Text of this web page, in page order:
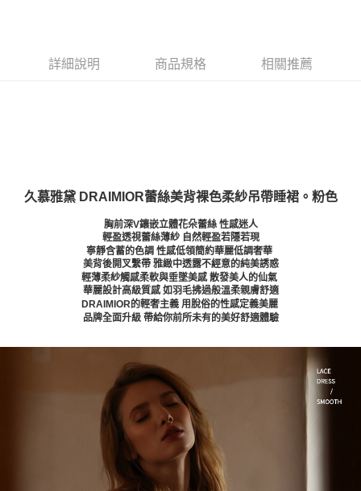
詳細說明 商品規格 相關推薦
久慕雅黛 DRAIMIOR蕾絲美背裸色柔紗吊帶睡裙。粉色
胸前深V鑲嵌立體花朵蕾絲 性感迷人
輕盈透視蕾絲薄紗 自然輕盈若隱若現
寧靜含蓄的色調 性感低領簡約華麗低調奢華
美背後開叉繫帶 雅緻中透露不經意的純美誘惑
輕薄柔紗觸感柔軟與垂墜美感 散發美人的仙氣
華麗設計高級質感 如羽毛拂過般溫柔親膚舒適
DRAIMIOR的輕奢主義 用脫俗的性感定義美麗
品牌全面升級 帶給你前所未有的美好舒適體驗